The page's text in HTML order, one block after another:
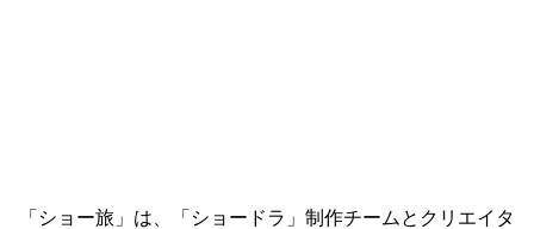
「ショー旅」は、「ショードラ」制作チームとクリエイタ